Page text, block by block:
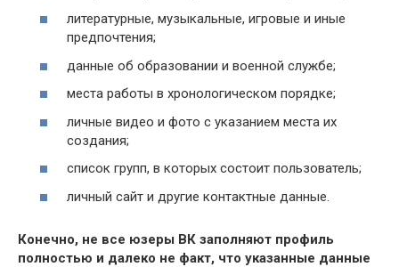
литературные, музыкальные, игровые и иные
предпочтения;
данные об образовании и военной службе;
места работы в хронологическом порядке;
личные видео и фото с указанием места их
создания;
список групп, в которых состоит пользователь;
личный сайт и другие контактные данные.
Конечно, не все юзеры ВК заполняют профиль
полностью и далеко не факт, что указанные данные